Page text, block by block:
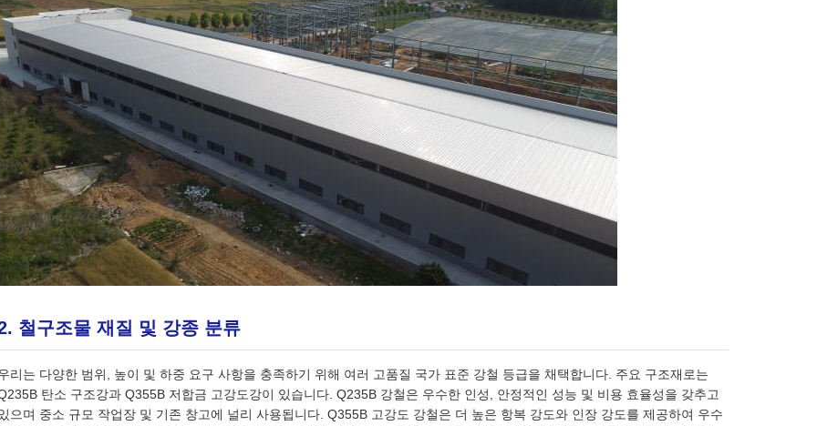
철구조물 재질 및 강종 분류
리는 다양한 범위, 높이 및 하중 요구 사항을 충족하기 위해 여러 고품질 국가 표준 강철 등급을 채택합니다. 주요 구조재로는
탄소 구조강과 Q355B 저합금 고강도강이 있습니다. Q235B 강철은 우수한 인성, 안정적인 성능 및 비용 효율성을 갖추고
으며 중소 규모 작업장 및 기존 창고에 널리 사용됩니다. Q355B 고강도 강철은 더 높은 항복 강도와 인장 강도를 제공하여 우수